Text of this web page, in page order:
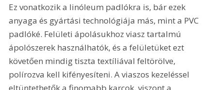
Ez vonatkozik a linóleum padlókra is, bár ezek
anyaga és gyártási technológiája más, mint a PVC
padlóké. Felületi ápolásukhoz viasz tartalmú
ápolószerek használhatók, és a felületüket ezt
követően mindig tiszta textíliával feltörölve,
polírozva kell kifényesíteni. A viaszos kezeléssel